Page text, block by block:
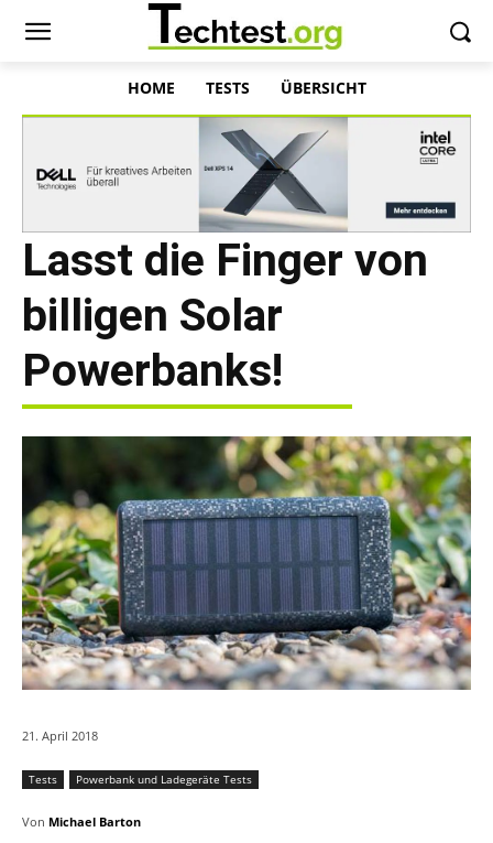
HOME TESTS ÜBERSICHT
Lasst die Finger von
billigen Solar
Powerbanks!
21. April 2018
Tests Powerbank und Ladegeräte Tests
Von Michael Barton